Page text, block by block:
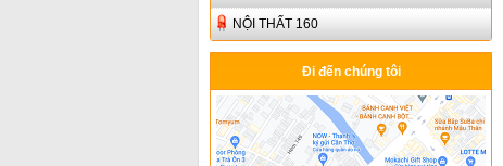
NỘI THẤT 160
Đi đến chúng tôi